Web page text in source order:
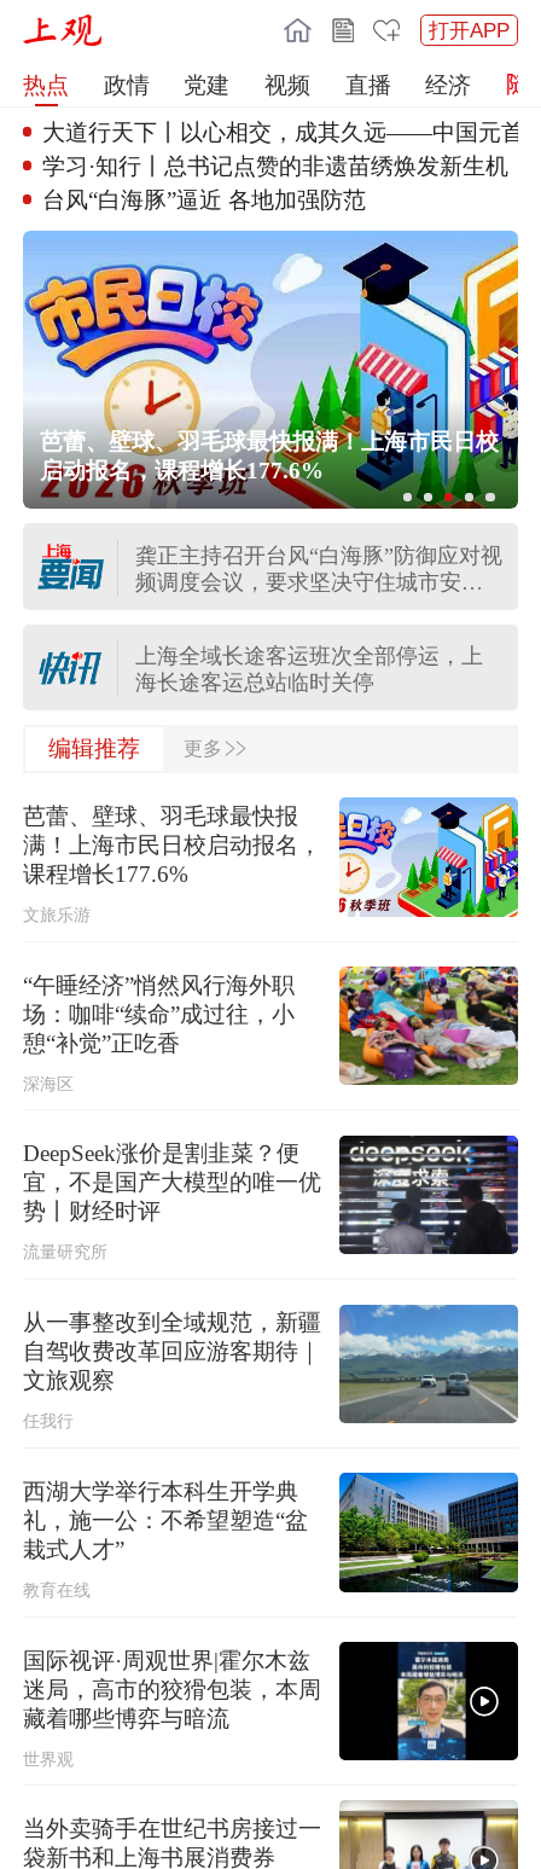
打开APP
热点 政情 党建 视频 直播
经济
大道行天下丨以心相交，成其久远——中国元首
学习·知行丨总书记点赞的非遗苗绣焕发新生机
台风“白海豚”逼近 各地加强防范
芭蕾、壁球、羽毛球最快报满！上海市民日校
启动报名，课程增长177.6%
龚正主持召开台风“白海豚”防御应对视
频调度会议，要求坚决守住城市安全
“白海豚”将登陆，上海公园临时关闭
中国第16次北冰洋考察队“雪龙2”号开
始本次考察冰站调查
上海市气象台13时更新中心城区暴雨
红色预警信号为暴雨黄色预警信号
上海全域长途客运班次全部停运，上
海长途客运总站临时关停
受台风“白海豚”影响，上海地铁5号
13年来上海再发暴雨红警！“白海豚”距
上海不足350公里，今明局部大暴雨
中国第16次北冰洋考察队“雪龙2”号开
始本次考察冰站调查
编辑推荐 更多 >>
芭蕾、壁球、羽毛球最快报
满！上海市民日校启动报名，
课程增长177.6%
文旅乐游
“午睡经济”悄然风行海外职
场：咖啡“续命”成过往，小
憩“补觉”正吃香
深海区
DeepSeek涨价是割韭菜？便
宜，不是国产大模型的唯一优
势丨财经时评
流量研究所
从一事整改到全域规范，新疆
自驾收费改革回应游客期待｜
文旅观察
任我行
西湖大学举行本科生开学典
礼，施一公：不希望塑造“盆
栽式人才”
教育在线
国际视评·周观世界|霍尔木兹
迷局，高市的狡猾包装，本周
藏着哪些博弈与暗流
世界观
当外卖骑手在世纪书房接过一
袋新书和上海书展消费券